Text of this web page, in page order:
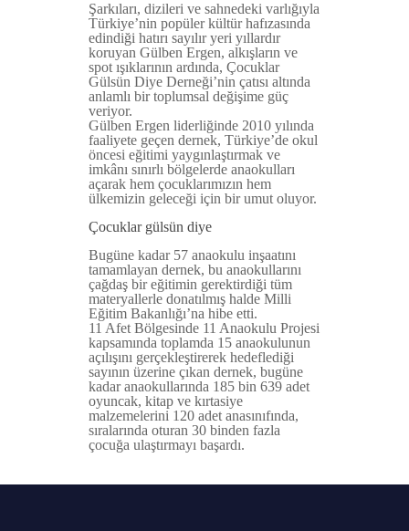
Şarkıları, dizileri ve sahnedeki varlığıyla
Türkiye’nin popüler kültür hafızasında
edindiği hatırı sayılır yeri yıllardır
koruyan Gülben Ergen, alkışların ve
spot ışıklarının ardında, Çocuklar
Gülsün Diye Derneği’nin çatısı altında
anlamlı bir toplumsal değişime güç
veriyor.
Gülben Ergen liderliğinde 2010 yılında
faaliyete geçen dernek, Türkiye’de okul
öncesi eğitimi yaygınlaştırmak ve
imkânı sınırlı bölgelerde anaokulları
açarak hem çocuklarımızın hem
ülkemizin geleceği için bir umut oluyor.
Çocuklar gülsün diye
Bugüne kadar 57 anaokulu inşaatını
tamamlayan dernek, bu anaokullarını
çağdaş bir eğitimin gerektirdiği tüm
materyallerle donatılmış halde Milli
Eğitim Bakanlığı’na hibe etti.
11 Afet Bölgesinde 11 Anaokulu Projesi
kapsamında toplamda 15 anaokulunun
açılışını gerçekleştirerek hedeflediği
sayının üzerine çıkan dernek, bugüne
kadar anaokullarında 185 bin 639 adet
oyuncak, kitap ve kırtasiye
malzemelerini 120 adet anasınıfında,
sıralarında oturan 30 binden fazla
çocuğa ulaştırmayı başardı.